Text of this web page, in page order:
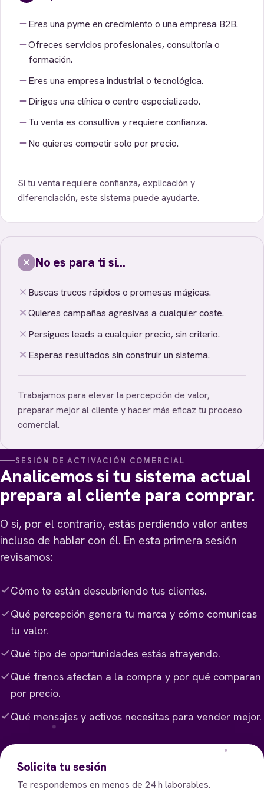
Eres una pyme en crecimiento o una empresa B2B.
Ofreces servicios profesionales, consultoría o
formación.
Eres una empresa industrial o tecnológica.
Diriges una clínica o centro especializado.
Tu venta es consultiva y requiere confianza.
No quieres competir solo por precio.
Si tu venta requiere confianza, explicación y
diferenciación, este sistema puede ayudarte.
No es para ti si…
Buscas trucos rápidos o promesas mágicas.
Quieres campañas agresivas a cualquier coste.
Persigues leads a cualquier precio, sin criterio.
Esperas resultados sin construir un sistema.
Trabajamos para elevar la percepción de valor,
preparar mejor al cliente y hacer más eficaz tu proceso
comercial.
SESIÓN DE ACTIVACIÓN COMERCIAL
Analicemos si tu sistema actual
prepara al cliente para comprar.
O si, por el contrario, estás perdiendo valor antes
incluso de hablar con él. En esta primera sesión
revisamos:
Cómo te están descubriendo tus clientes.
Qué percepción genera tu marca y cómo comunicas
tu valor.
Qué tipo de oportunidades estás atrayendo.
Qué frenos afectan a la compra y por qué comparan
por precio.
Qué mensajes y activos necesitas para vender mejor.
Solicita tu sesión
Te respondemos en menos de 24 h laborables.